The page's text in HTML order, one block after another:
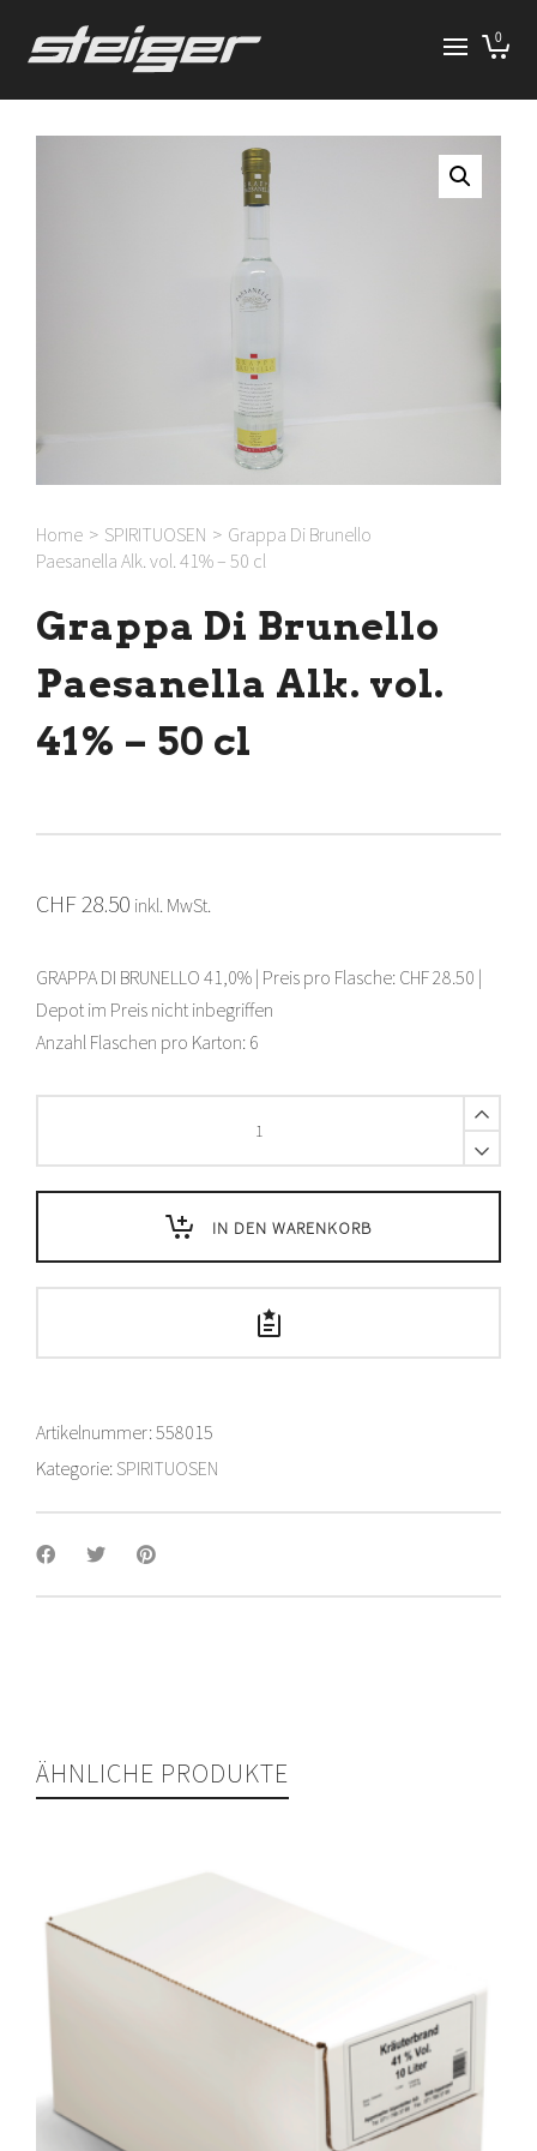
0
Home > SPIRITUOSEN > Grappa Di Brunello
Paesanella Alk. vol. 41% – 50 cl
Grappa Di Brunello
Paesanella Alk. vol.
41% – 50 cl
CHF28.50 inkl. MwSt.
GRAPPA DI BRUNELLO 41,0% | Preis pro Flasche: CHF 28.50 |
Depot im Preis nicht inbegriffen
Anzahl Flaschen pro Karton: 6
Brunello
Paesanella
41%
-
IN DEN WARENKORB
Artikelnummer:558015
Kategorie: SPIRITUOSEN
ÄHNLICHE PRODUKTE